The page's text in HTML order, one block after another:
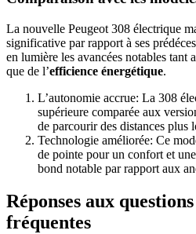
La nouvelle Peugeot 308 électrique
significative par rapport à ses
en lumière les avancées notables tant
que de l’efficience énergétique.
L’autonomie accrue: La 308
supérieure comparée aux
de parcourir des distances plus
Technologie améliorée: Ce
de pointe pour un confort et
bond notable par rapport aux
Réponses aux
fréquentes